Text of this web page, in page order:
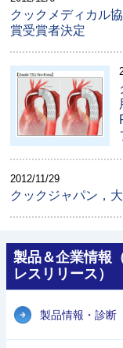
クックメディカル
賞受賞者決定
2012/11/29
クックジャパン，
製品＆企業情報
レスリリース）
製品情報・診断